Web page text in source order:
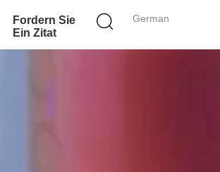
German
Fordern Sie
Ein Zitat